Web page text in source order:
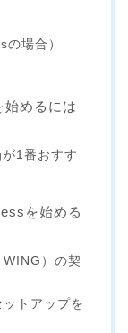
場合）
めるには
1番おすす
を始める
）の契
トアップを